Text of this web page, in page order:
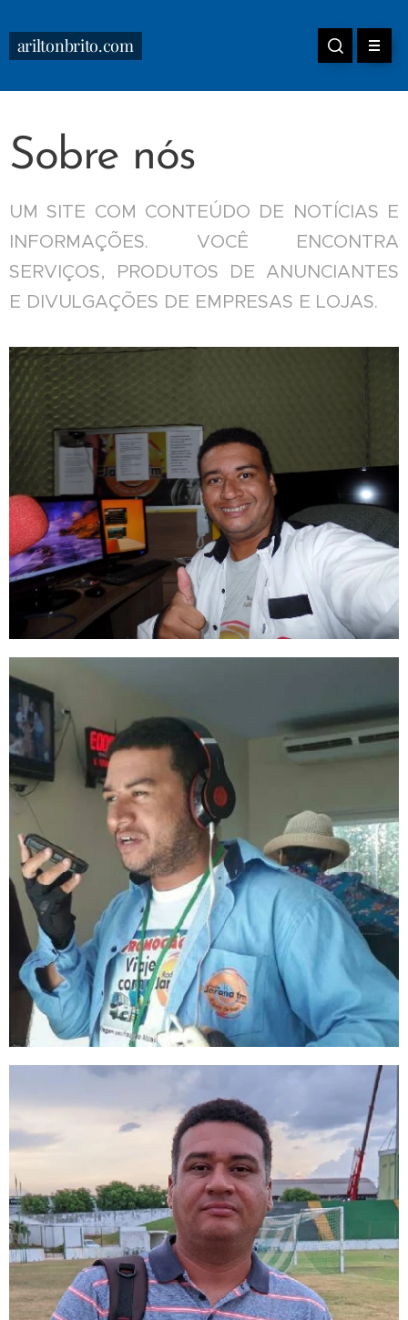
ariltonbrito.com
Sobre nós
UM SITE COM CONTEÚDO DE NOTÍCIAS E
INFORMAÇÕES. VOCÊ ENCONTRA
SERVIÇOS, PRODUTOS DE ANUNCIANTES
E DIVULGAÇÕES DE EMPRESAS E LOJAS.